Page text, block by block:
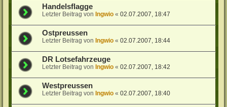
Handelsflagge
Letzter Beitrag vonIngwio «02.07.2007, 18:47
Ostpreussen
Letzter Beitrag vonIngwio «02.07.2007, 18:44
DR Lotsefahrzeuge
Letzter Beitrag vonIngwio «02.07.2007, 18:42
Westpreussen
Letzter Beitrag vonIngwio «02.07.2007, 18:40